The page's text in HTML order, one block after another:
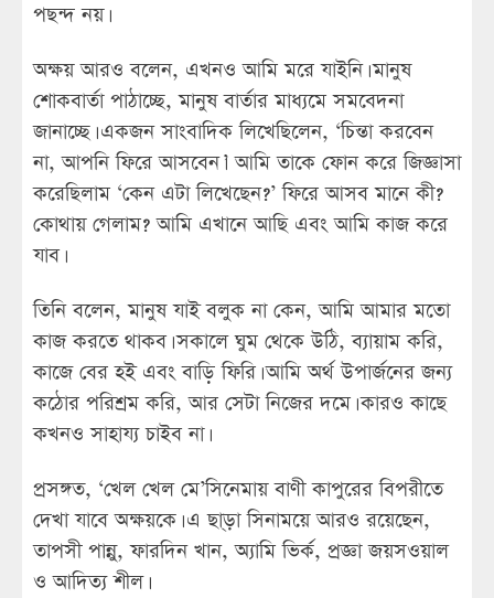
পছন্দ নয়।
অক্ষয় আরও বলেন, এখনও আমি মরে যাইনি। মানুষ
শোকবার্তা পাঠাচ্ছে, মানুষ বার্তার মাধ্যমে সমবেদনা
জানাচ্ছে। একজন সাংবাদিক লিখেছিলেন, ‘চিন্তা করবেন
না, আপনি ফিরে আসবেন।’ আমি তাকে ফোন করে জিজ্ঞাসা
করেছিলাম ‘কেন এটা লিখেছেন?’ ফিরে আসব মানে কী?
কোথায় গেলাম? আমি এখানে আছি এবং আমি কাজ করে
যাব।
তিনি বলেন, মানুষ যাই বলুক না কেন, আমি আমার মতো
কাজ করতে থাকব। সকালে ঘুম থেকে উঠি, ব্যায়াম করি,
কাজে বের হই এবং বাড়ি ফিরি। আমি অর্থ উপার্জনের জন্য
কঠোর পরিশ্রম করি, আর সেটা নিজের দমে। কারও কাছে
কখনও সাহায্য চাইব না।
প্রসঙ্গত, ‘খেল খেল মে’সিনেমায় বাণী কাপুরের বিপরীতে
দেখা যাবে অক্ষয়কে। এ ছা্ড়া সিনাময়ে আরও রয়েছেন,
তাপসী পান্নু, ফারদিন খান, অ্যামি ভির্ক, প্রজ্ঞা জয়সওয়াল
ও আদিত্য শীল।